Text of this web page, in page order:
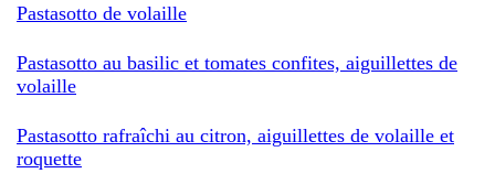
Pastasotto de volaille
Pastasotto au basilic et tomates confites, aiguillettes de
volaille
Pastasotto rafraîchi au citron, aiguillettes de volaille et
roquette